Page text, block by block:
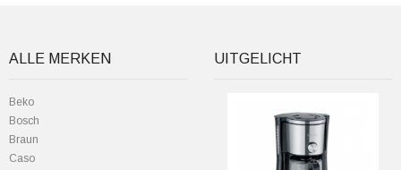
ALLE MERKEN
Beko
Bosch
Braun
Caso
UITGELICHT